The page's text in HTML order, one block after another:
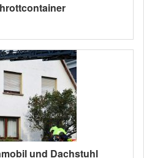
und Dachstuhl